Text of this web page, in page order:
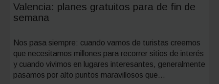
Valencia: planes gratuitos para de fin de
semana
Nos pasa siempre: cuando vamos de turistas creemos
que necesitamos millones para recorrer sitios de interés
y cuando vivimos en lugares interesantes, generalmente
pasamos por alto puntos maravillosos que…